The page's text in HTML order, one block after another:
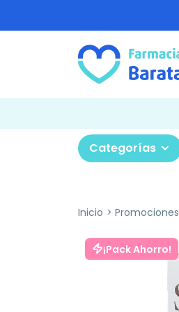
Categorías
Inicio Promociones
¡Pack Ahorro!